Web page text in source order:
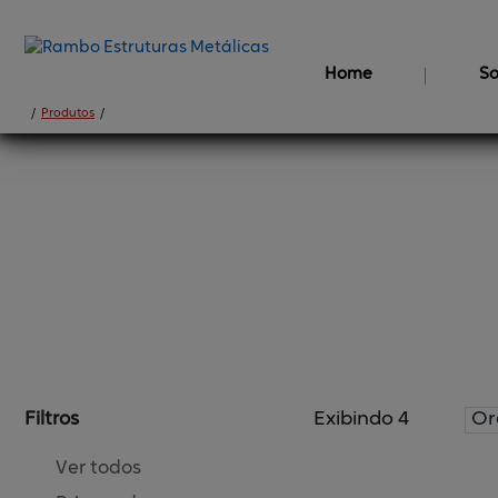
Home
/ Produtos /
Filtros
Ver todos
Exibindo 4